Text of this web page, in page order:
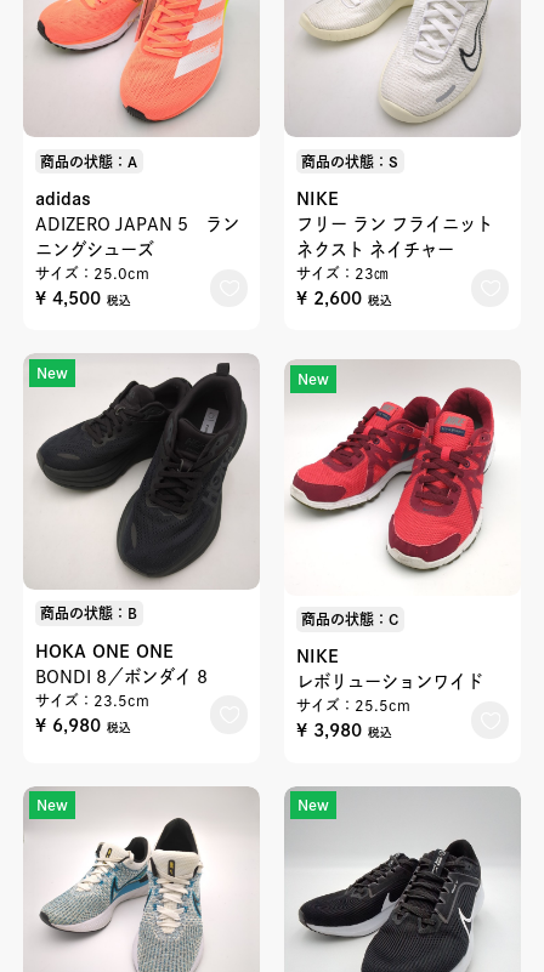
商品の状態：A
adidas
ADIZERO JAPAN 5 ラン
ニングシューズ
サイズ：25.0cm
¥ 4,500 税込
商品の状態：S
NIKE
フリー ラン フライニット
ネクスト ネイチャー
サイズ：23㎝
¥ 2,600 税込
New
商品の状態：B
HOKA ONE ONE
BONDI 8／ボンダイ 8
サイズ：23.5cm
¥ 6,980 税込
New
商品の状態：C
NIKE
レボリューションワイド
サイズ：25.5cm
¥ 3,980 税込
New New